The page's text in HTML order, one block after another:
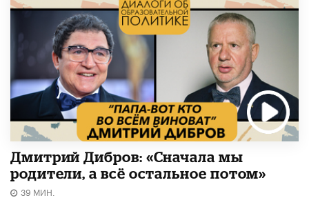
Дмитрий Дибров: «Сначала мы
родители, а всё остальное потом»
39 МИН.